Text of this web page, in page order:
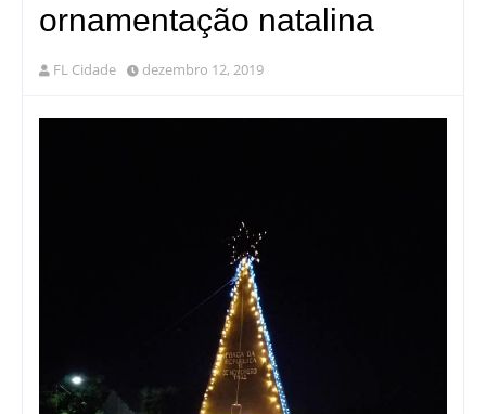
ornamentação natalina
FL Cidade dezembro 12, 2019